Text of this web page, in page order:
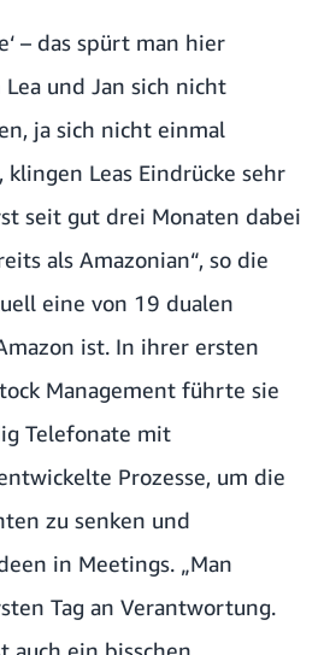
– das spürt man hier
und Jan sich nicht
ja sich nicht einmal
Leas Eindrücke sehr
seit gut drei Monaten dabei
als Amazonian“, so die
eine von 19 dualen
ist. In ihrer ersten
Management führte sie
Telefonate mit
Prozesse, um die
zu senken und
in Meetings. „Man
Tag an Verantwortung.